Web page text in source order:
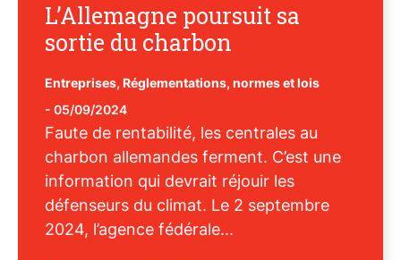
L’Allemagne poursuit sa
sortie du charbon
Entreprises, Réglementations, normes et lois
- 05/09/2024
Faute de rentabilité, les centrales au
charbon allemandes ferment. C’est une
information qui devrait réjouir les
défenseurs du climat. Le 2 septembre
2024, l’agence fédérale...